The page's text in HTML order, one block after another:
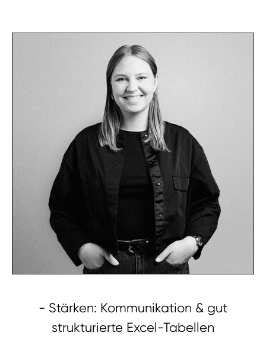
- Stärken: Kommunikation & gut
strukturierte Excel-Tabellen